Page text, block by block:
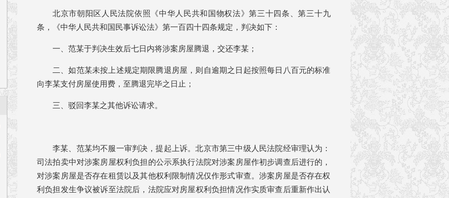
北京市朝阳区人民法院依照《中华人民共和国物权法》第三十四条、第三十九
条，《中华人民共和国民事诉讼法》第一百四十四条规定，判决如下：
一、范某于判决生效后七日内将涉案房屋腾退，交还李某；
二、如范某未按上述规定期限腾退房屋，则自逾期之日起按照每日八百元的标准
向李某支付房屋使用费，至腾退完毕之日止；
三、驳回李某之其他诉讼请求。
李某、范某均不服一审判决，提起上诉。北京市第三中级人民法院经审理认为：
司法拍卖中对涉案房屋权利负担的公示系执行法院对涉案房屋作初步调查后进行的，
对涉案房屋是否存在租赁以及其他权利限制情况仅作形式审查。涉案房屋是否存在权
利负担发生争议被诉至法院后，法院应对房屋权利负担情况作实质审查后重新作出认